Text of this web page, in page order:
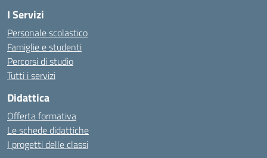
I Servizi
Personale scolastico
Famiglie e studenti
Percorsi di studio
Tutti i servizi
Didattica
Offerta formativa
Le schede didattiche
I progetti delle classi